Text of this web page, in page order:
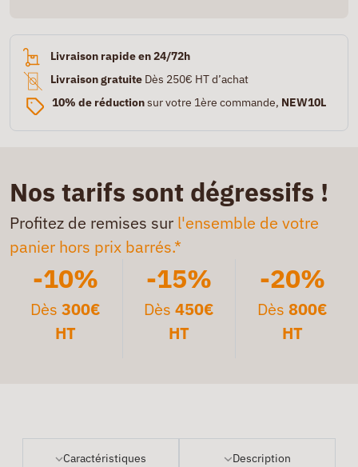
Livraison rapide en 24/72h
Livraison gratuite Dès 250€ HT d’achat
10% de réductionsur votre 1ère commande, NEW10L
Nos tarifs sont dégressifs !
Profitez de remises sur l'ensemble de votre
panier hors prix barrés.*
-10%
Dès300€
HT
-15%
Dès 450€
HT
-20%
Dès 800€
HT
Caractéristiques Description